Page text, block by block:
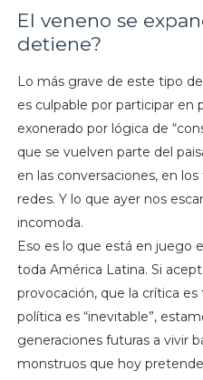
El veneno se
detiene?
Lo más grave de este tipo
es culpable por participar en
exonerado por lógica de
que se vuelven parte del
en las conversaciones, en
redes. Y lo que ayer nos
incomoda.
Eso es lo que está en juego
toda América Latina. Si
provocación, que la crítica es
política es “inevitable”,
generaciones futuras a vivir
monstruos que hoy